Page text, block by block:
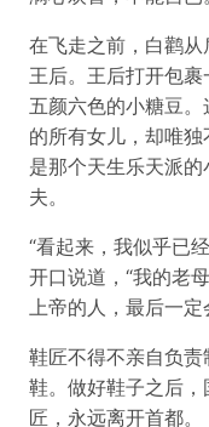
在飞走之前，白鹳
王后。王后打开包
五颜六色的小糖豆
的所有女儿，却唯
是那个天生乐天派
夫。
“看起来，我似乎已
开口说道，“我的老
上帝的人，最后一定
鞋匠不得不亲自负
鞋。做好鞋子之后
匠，永远离开首都。